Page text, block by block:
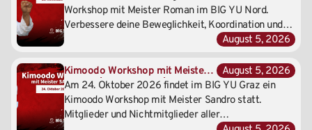
November 2026
Workshop mit Meister Roman im BIG YU Nord.
Verbessere deine Beweglichkeit, Koordination und
Körperkontrolle und entdecke neue Trainingsimpulse
August 5, 2026
Kimoodo Workshop mit Meister
Sandro | BIG YU Graz | 24.
Oktober 2026
August 5, 2026
Am 24. Oktober 2026 findet im BIG YU Graz ein
Kimoodo Workshop mit Meister Sandro statt.
Mitglieder und Nichtmitglieder aller